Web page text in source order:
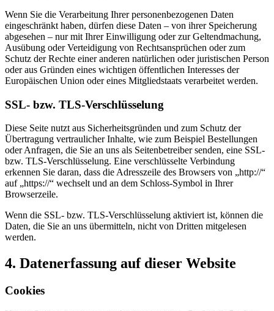
Wenn Sie die Verarbeitung Ihrer personenbezogenen Daten
eingeschränkt haben, dürfen diese Daten – von ihrer Speicherung
abgesehen – nur mit Ihrer Einwilligung oder zur Geltendmachung,
Ausübung oder Verteidigung von Rechtsansprüchen oder zum
Schutz der Rechte einer anderen natürlichen oder juristischen Person
oder aus Gründen eines wichtigen öffentlichen Interesses der
Europäischen Union oder eines Mitgliedstaats verarbeitet werden.
SSL- bzw. TLS-Verschlüsselung
Diese Seite nutzt aus Sicherheitsgründen und zum Schutz der
Übertragung vertraulicher Inhalte, wie zum Beispiel Bestellungen
oder Anfragen, die Sie an uns als Seitenbetreiber senden, eine SSL-
bzw. TLS-Verschlüsselung. Eine verschlüsselte Verbindung
erkennen Sie daran, dass die Adresszeile des Browsers von „http://“
auf „https://“ wechselt und an dem Schloss-Symbol in Ihrer
Browserzeile.
Wenn die SSL- bzw. TLS-Verschlüsselung aktiviert ist, können die
Daten, die Sie an uns übermitteln, nicht von Dritten mitgelesen
werden.
4. Datenerfassung auf dieser Website
Cookies